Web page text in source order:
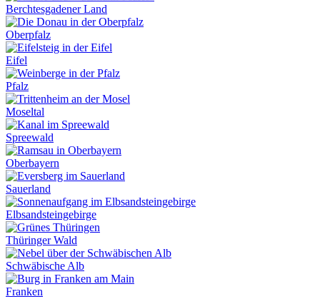
Berchtesgadener Land
Oberpfalz
Eifel
Pfalz
Moseltal
Spreewald
Oberbayern
Sauerland
Elbsandsteingebirge
Thüringer Wald
Schwäbische Alb
Franken